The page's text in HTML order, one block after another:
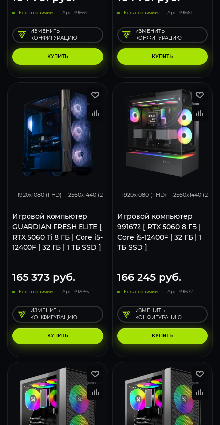
Есть в наличии Арт.: 991669
КУПИТЬ
ИЗМЕНИТЬ
КОНФИГУРАЦИЮ
Есть в наличии Арт.: 991661
КУПИТЬ
ИЗМЕНИТЬ
КОНФИГУРАЦИЮ
1920x1080 (FHD) 2560x1440 (2K) 3840x2160 (4K)
Игровой компьютер
GUARDIAN FRESH ELITE [
RTX 5060 Ti 8 ГБ | Core i5-
12400F | 32 ГБ | 1 ТБ SSD ]
165 373 руб.
Есть в наличии Арт.: 992055
КУПИТЬ
ИЗМЕНИТЬ
КОНФИГУРАЦИЮ
1920x1080 (FHD) 2560x1440 (2K)
Игровой компьютер
991672 [ RTX 5060 8 ГБ |
Core i5-12400F | 32 ГБ | 1
ТБ SSD ]
166 245руб.
Есть в наличии Арт.: 991672
КУПИТЬ
ИЗМЕНИТЬ
КОНФИГУРАЦИЮ